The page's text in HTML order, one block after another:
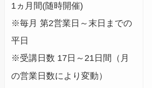
1ヵ月間(随時開催)
※毎月 第2営業日～末日までの
平日
※受講日数 17日～21日間（月
の営業日数により変動）